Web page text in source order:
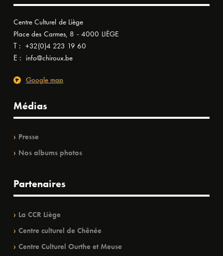
Centre Culturel de Liège
Place des Carmes, 8 - 4000 LIÈGE
T : +32(0)4 223 19 60
E : info@chiroux.be
Google map
Médias
Presse
Nos albums photos
Partenaires
La CCR Liège
Centre culturel de Chênée
Centre Culturel Ourthe et Meuse